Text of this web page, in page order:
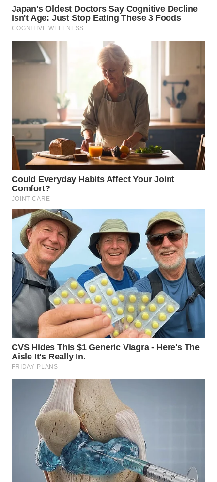
WN
WN
DAIRI
WN
DANAU
TOBA
WN
NIAS
WN
LANGKAT
WN
TAPANULI
SELATAN
WN
TANJUNG
LESUNG
WN
SIMALUNGUN
WN
LABUHANBATU